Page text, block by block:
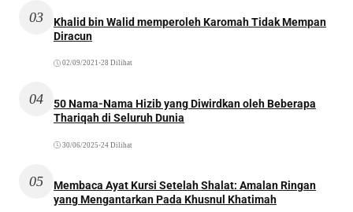
03
Khalid bin Walid memperoleh Karomah Tidak Mempan
Diracun
02/09/2021 •28 Dilihat
04
50 Nama-Nama Hizib yang Diwirdkan oleh Beberapa
Thariqah di Seluruh Dunia
30/06/2025 •24 Dilihat
05
Membaca Ayat Kursi Setelah Shalat: Amalan Ringan
yang Mengantarkan Pada Khusnul Khatimah